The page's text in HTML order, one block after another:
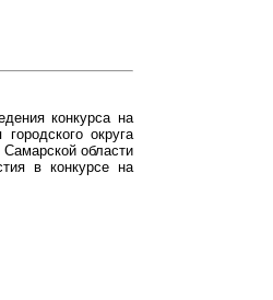
конкурса на
округа
области
в конкурсе на